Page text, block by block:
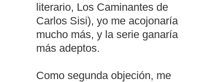
literario, Los Caminantes de
Carlos Sisi), yo me acojonaría
mucho más, y la serie ganaría
más adeptos.
Como segunda objeción, me